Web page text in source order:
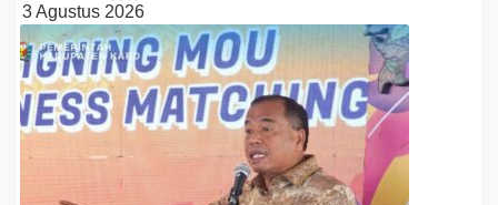
3 Agustus 2026